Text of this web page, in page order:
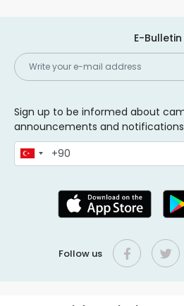
E-Bulletin
Sign up to be informed about
announcements and
Follow us